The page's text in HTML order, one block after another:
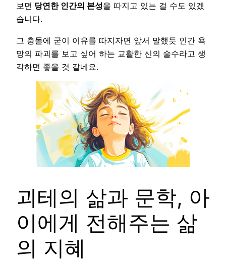
보면 당연한 인간의 본성을 따지고 있는 걸 수도 있겠
습니다.
그 충돌에 굳이 이유를 따지자면 앞서 말했듯 인간 욕
망의 파괴를 보고 싶어 하는 교활한 신의 술수라고 생
각하면 좋을 것 같네요.
괴테의 삶과 문학, 아
이에게 전해주는 삶
의 지혜